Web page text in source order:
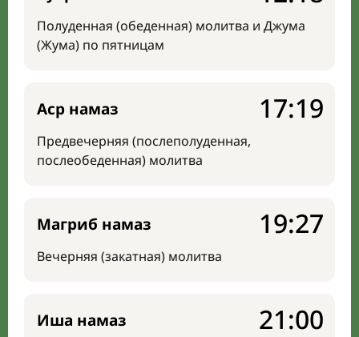
Полуденная (обеденная) молитва и Джума
(Жума) по пятницам
Аср намаз
Предвечерняя (послеполуденная,
послеобеденная) молитва
17:19
Магриб намаз
Вечерняя (закатная) молитва
19:27
Иша намаз 21:00